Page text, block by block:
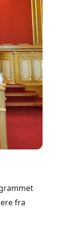
fra